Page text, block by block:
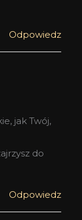
Odpowiedz
jak Twój,
do
Odpowiedz